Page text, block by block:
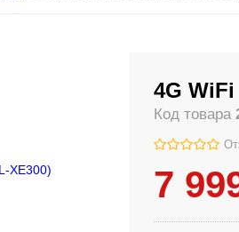
4G
Код товара
7